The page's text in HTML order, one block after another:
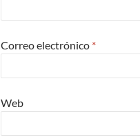
Correo electrónico *
Web